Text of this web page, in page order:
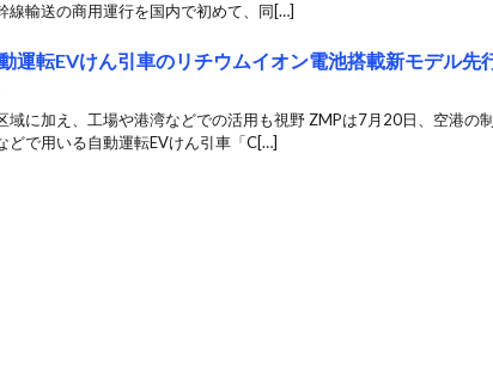
線輸送の商用運行を国内で初めて、同[…]
運転EVけん引車のリチウムイオン電池搭載新モデル先
域に加え、工場や港湾などでの活用も視野 ZMPは7月20日、空港の
どで用いる自動運転EVけん引車「C[…]